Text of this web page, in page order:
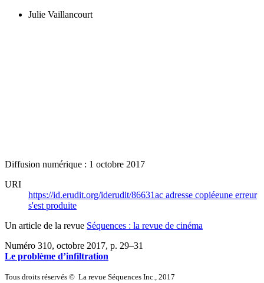
Julie Vaillancourt
Diffusion numérique : 1 octobre 2017
URI
https://id.erudit.org/iderudit/86631ac adresse copiéeune erreur
s'est produite
Un article de la revue Séquences : la revue de cinéma
Numéro 310, octobre 2017, p. 29–31
Le problème d’infiltration
Tous droits réservés © La revue Séquences Inc., 2017